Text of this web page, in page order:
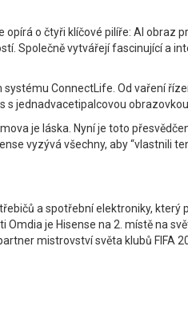
o čtyři klíčové pilíře: AI
Společně vytvářejí fascinující a
ConnectLife. Od vaření
jednadvacetipalcovou
je láska. Nyní je toto
vyzývá všechny, aby “vlastnili
a spotřební elektroniky,
je Hisense na 2. místě na
mistrovství světa klubů